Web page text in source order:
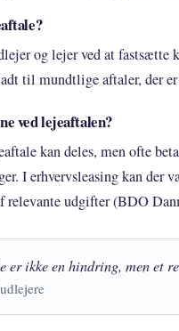
og lejer ved at
til mundtlige aftaler, der
ved lejeaftalen?
kan deles, men ofte
I erhvervsleasing kan der
relevante udgifter (BDO
ikke en hindring, men et